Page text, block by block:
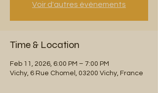
Voir d'autres événements
Time & Location
Feb 11, 2026, 6:00 PM – 7:00 PM
Vichy, 6 Rue Chomel, 03200 Vichy, France